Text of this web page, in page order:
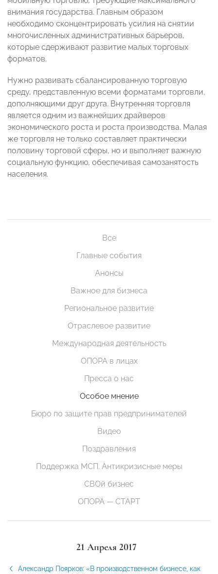
внимания государства. Главным образом
необходимо сконцентрировать усилия на снятии
многочисленных административных барьеров,
которые сдерживают развитие малых торговых
форматов.
Нужно развивать сбалансированную торговую
среду, представленную всеми форматами торговли,
дополняющими друг друга. Внутренняя торговля
является одним из важнейших драйверов
экономического роста и роста производства. Малая
же торговля не только составляет практически
половину торговой сферы, но и выполняет важную
социальную функцию, обеспечивая самозанятость
населения.
Все
Главные события
Анонсы
Важное для бизнеса
Региональное развитие
Отраслевое развитие
Международная деятельность
ОПОРА в лицах
Пресса о нас
Особое мнение
Бюро по защите прав предпринимателей
Видео
Поздравления
Поддержка МСП. Антикризисные меры
СВОй бизнес
ОПОРА — СТАРТ
21 Апреля 2017
Александр Поярков: «В производственном бизнесе, как